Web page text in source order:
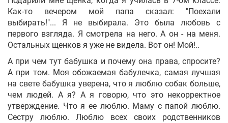
Как-то вечером мой папа сказал: "Поехали
выбирать!"... Я не выбирала. Это была любовь с
первого взгляда. Я смотрела на него. А он - на меня.
Остальных щенков я уже не видела. Вот он! Мой!..
А при чем тут бабушка и почему она права, спросите?
А при том. Моя обожаемая бабулечка, самая лучшая
на свете бабушка уверена, что я люблю собак больше,
чем людей. А я? А я говорю, что это некорректное
утверждение. Что я ее люблю. Маму с папой люблю.
Сестру люблю. Люблю всех своих родственников